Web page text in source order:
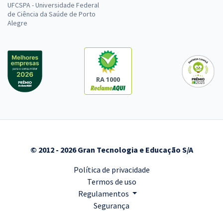
UFCSPA - Universidade Federal
de Ciência da Saúde de Porto
Alegre
RA 1000
© 2012 - 2026 Gran Tecnologia e Educação S/A
Política de privacidade
Termos de uso
Regulamentos
Segurança